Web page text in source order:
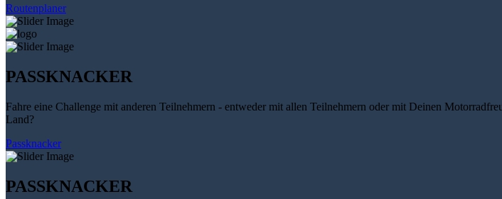
Routenplaner
PASSKNACKER
Fahre eine Challenge mit anderen Teilnehmern - entweder mit allen Teilnehmern oder mit Deinen
Land?
Passknacker
PASSKNACKER